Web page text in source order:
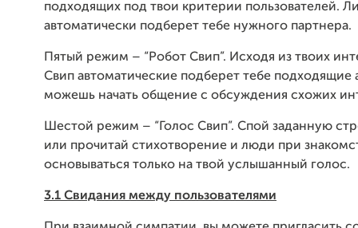
подходящих под твои критерии пользователей.
автоматически подберет тебе нужного партнера.
Пятый режим – “Робот Свип”. Исходя из твоих
Свип автоматические подберет тебе подходящие
можешь начать общение с обсуждения схожих
Шестой режим – “Голос Свип”. Спой заданную
или прочитай стихотворение и люди при
основываться только на твой услышанный голос.
3.1 Свидания между пользователями